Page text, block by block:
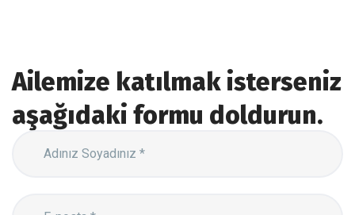
Ailemize katılmak isterseniz
aşağıdaki formu doldurun.